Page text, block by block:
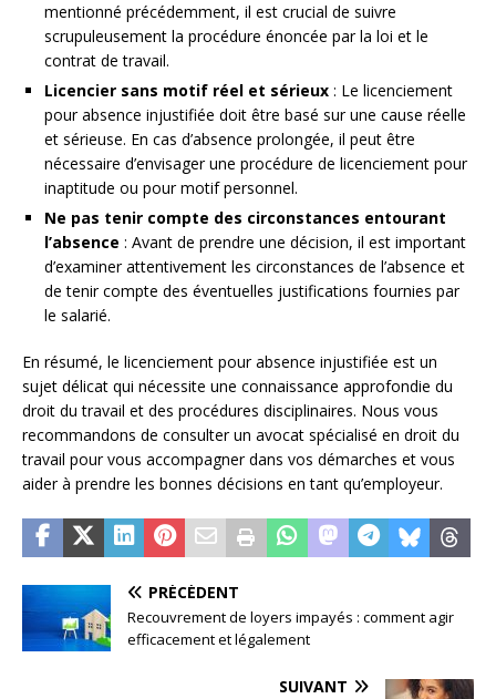
mentionné précédemment, il est crucial de suivre
scrupuleusement la procédure énoncée par la loi et le
contrat de travail.
Licencier sans motif réel et sérieux : Le licenciement
pour absence injustifiée doit être basé sur une cause réelle
et sérieuse. En cas d’absence prolongée, il peut être
nécessaire d’envisager une procédure de licenciement pour
inaptitude ou pour motif personnel.
Ne pas tenir compte des circonstances entourant
l’absence : Avant de prendre une décision, il est important
d’examiner attentivement les circonstances de l’absence et
de tenir compte des éventuelles justifications fournies par
le salarié.
En résumé, le licenciement pour absence injustifiée est un
sujet délicat qui nécessite une connaissance approfondie du
droit du travail et des procédures disciplinaires. Nous vous
recommandons de consulter un avocat spécialisé en droit du
travail pour vous accompagner dans vos démarches et vous
aider à prendre les bonnes décisions en tant qu’employeur.
PRÉCÉDENT
Recouvrement de loyers impayés : comment agir
efficacement et légalement
SUIVANT